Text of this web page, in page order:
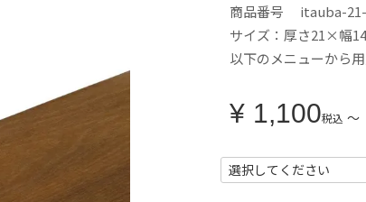
商品番号
itauba-
サイズ：厚さ21×幅
以下のメニューから
¥ 1,100税込 〜